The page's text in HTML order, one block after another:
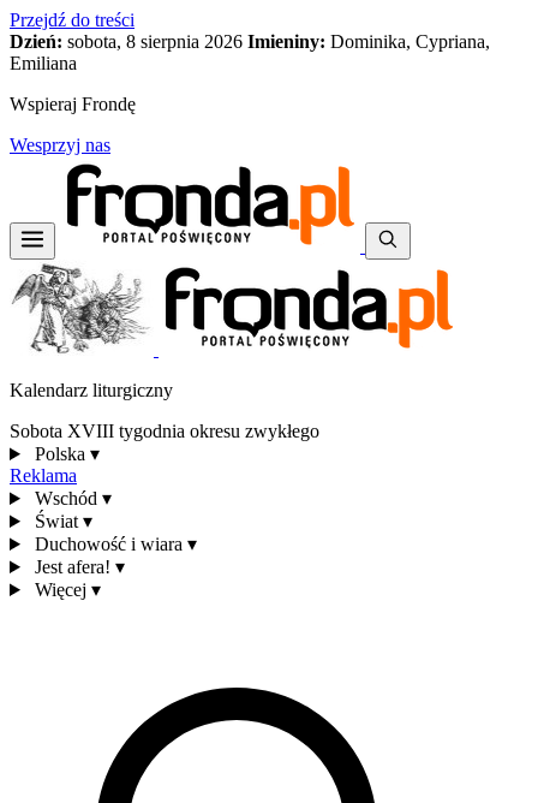
Przejdź do treści
Dzień: sobota, 8 sierpnia 2026 Imieniny: Dominika, Cypriana,
Emiliana
Wspieraj Frondę
Wesprzyj nas
Kalendarz liturgiczny
Sobota XVIII tygodnia okresu zwykłego
Polska ▾
Reklama
Wschód ▾
Świat ▾
Duchowość i wiara ▾
Jest afera! ▾
Więcej ▾